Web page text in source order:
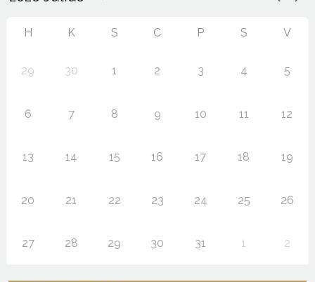
H K S C P S V
29 30 1 2 3 4 5
6 7 8 9 10 11 12
13 14 15 16 17 18 19
20 21 22 23 24 25 26
27 28 29 30 31 1 2